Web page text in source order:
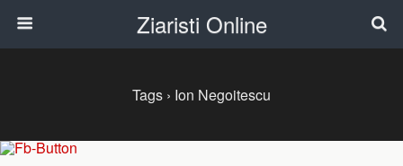
Ziaristi Online
Tags › Ion Negoitescu